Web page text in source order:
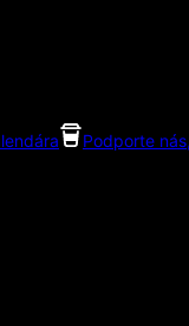
Podporte